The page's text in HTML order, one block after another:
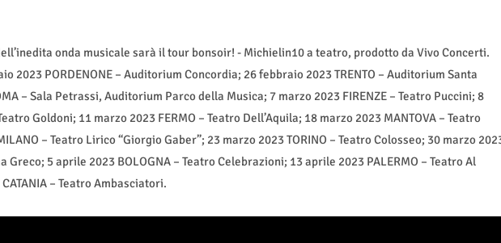
onda musicale sarà il tour bonsoir! - Michielin10 a teatro, prodotto da Vivo Concerti.
2023 PORDENONE – Auditorium Concordia; 26 febbraio 2023 TRENTO – Auditorium Santa
– Sala Petrassi, Auditorium Parco della Musica; 7 marzo 2023 FIRENZE – Teatro Puccini; 8
Goldoni; 11 marzo 2023 FERMO – Teatro Dell’Aquila; 18 marzo 2023 MANTOVA – Teatro
– Teatro Lirico “Giorgio Gaber”; 23 marzo 2023 TORINO – Teatro Colosseo; 30 marzo
Greco; 5 aprile 2023 BOLOGNA – Teatro Celebrazioni; 13 aprile 2023 PALERMO – Teatro Al
– Teatro Ambasciatori.